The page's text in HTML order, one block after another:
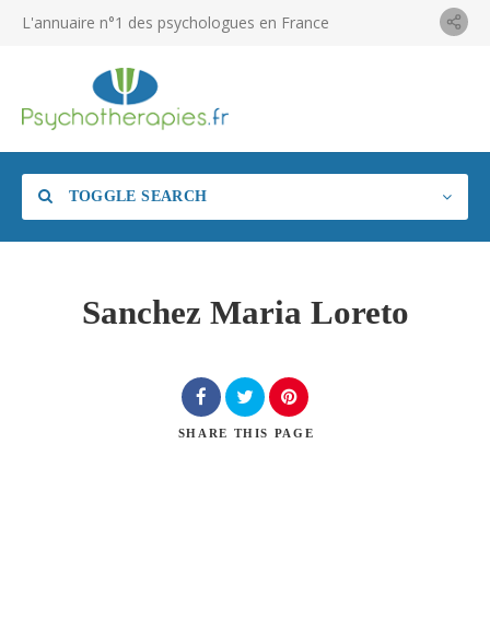
L'annuaire n°1 des psychologues en France
TOGGLE SEARCH
Sanchez Maria Loreto
SHARE THIS PAGE